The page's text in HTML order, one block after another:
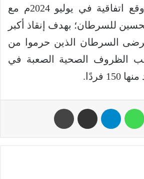
يذكر أن المركز وقع اتفاقية في يوليو 2024م مع
للسرطان؛ بهدف إنقاذ أكبر
السرطان الذين حرموا من
الظروف الصحية الصعبة في
فردًا.